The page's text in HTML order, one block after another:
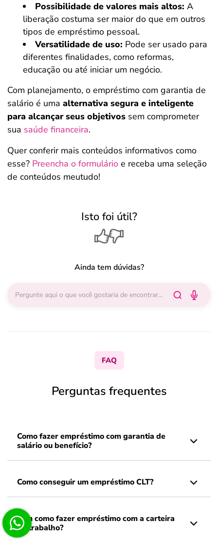
Possibilidade de valores mais altos: A
liberação costuma ser maior do que em outros
tipos de empréstimo pessoal.
Versatilidade de uso: Pode ser usado para
diferentes finalidades, como reformas,
educação ou até iniciar um negócio.
Com planejamento, o empréstimo com garantia de
salário é uma alternativa segura e inteligente
para alcançar seus objetivos sem comprometer
sua saúde financeira.
Quer conferir mais conteúdos informativos como
esse? Preencha o formulário e receba uma seleção
de conteúdos meutudo!
Isto foi útil?
Ainda tem dúvidas?
FAQ
Perguntas frequentes
Como fazer empréstimo com garantia de
salário ou benefício?
Como conseguir um empréstimo CLT?
Tem como fazer empréstimo com a carteira
de trabalho?